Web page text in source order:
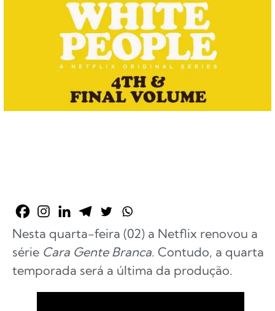
Nesta quarta-feira (02) a Netflix renovou a
série Cara Gente Branca. Contudo, a quarta
temporada será a última da produção.